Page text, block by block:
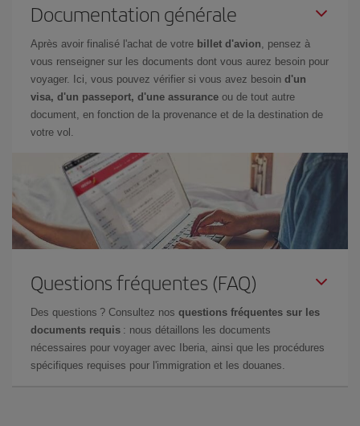
Documentation générale
Après avoir finalisé l'achat de votre billet d'avion, pensez à
vous renseigner sur les documents dont vous aurez besoin pour
voyager. Ici, vous pouvez vérifier si vous avez besoin d'un
visa, d'un passeport, d'une assurance ou de tout autre
document, en fonction de la provenance et de la destination de
votre vol.
Questions fréquentes (FAQ)
Des questions ? Consultez nos questions fréquentes sur les
documents requis : nous détaillons les documents
nécessaires pour voyager avec Iberia, ainsi que les procédures
spécifiques requises pour l'immigration et les douanes.